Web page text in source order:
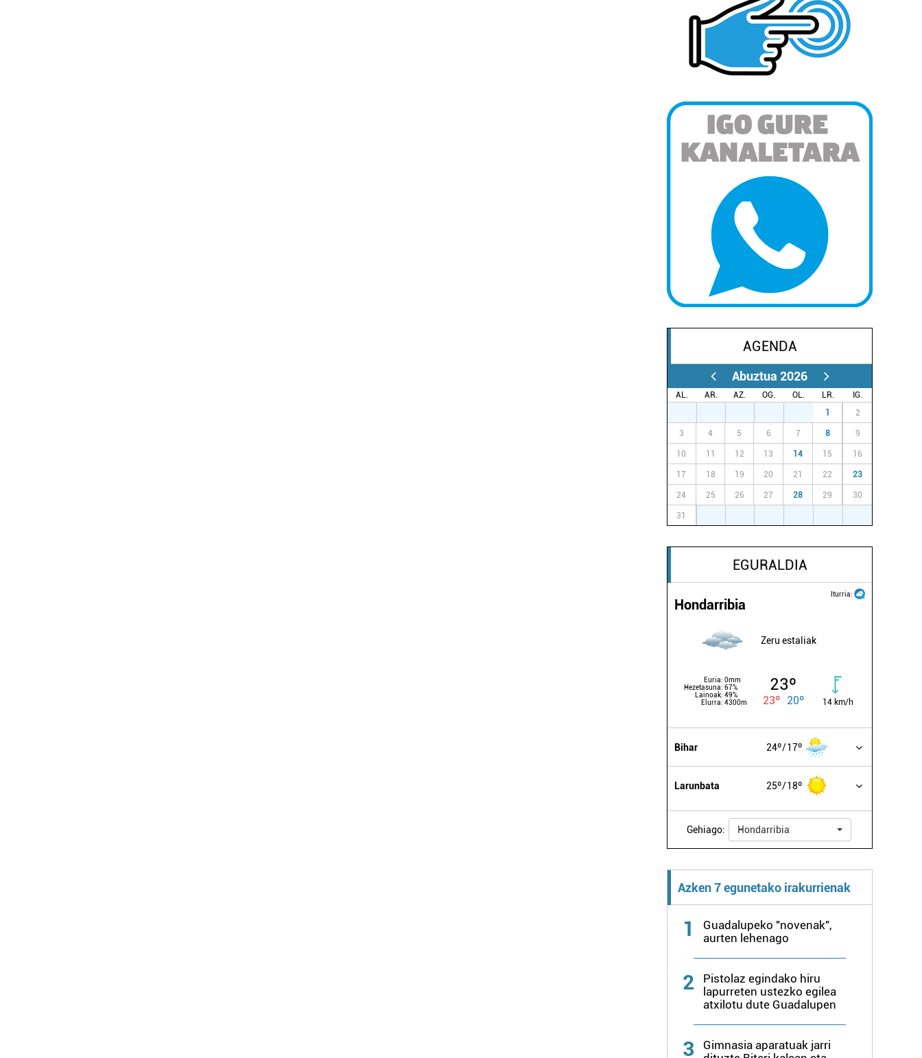
AGENDA
Abuztua 2026
AL. AR. AZ. OG. OL. LR.
IG.
1 2
3 4 5 6 7 8 9
10 11 12 13 14 15 16
17 18 19 20 21 22 23
24 25 26 27 28 29 30
31
EGURALDIA
Iturria:
Hondarribia
Zeru estaliak
Euria: 0mm
Hezetasuna: 67%
Lainoak: 49%
Elurra: 4300m
23º
23º 20º 14 km/h
Bihar 24º 17º
Larunbata 25º 18º
Gehiago: Hondarribia
Azken 7 egunetako irakurrienak
1
Guadalupeko "novenak",
aurten lehenago
2
Pistolaz egindako hiru
lapurreten ustezko egilea
atxilotu dute Guadalupen
3
Gimnasia aparatuak jarri